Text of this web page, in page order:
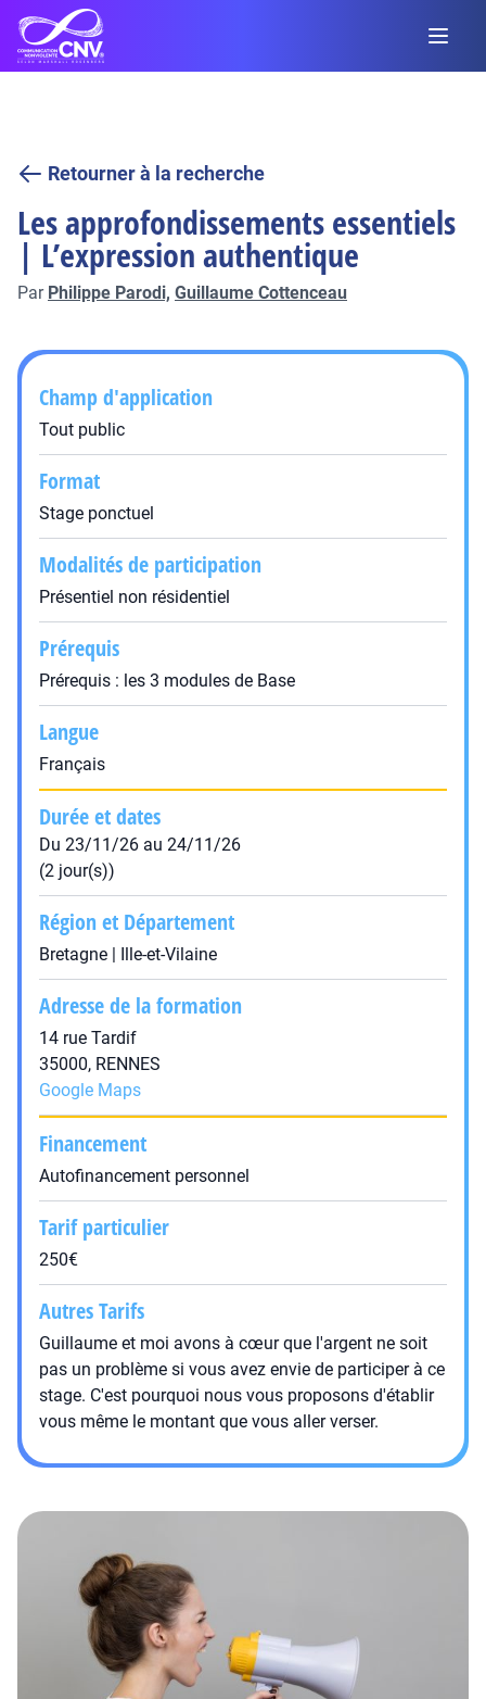
Retourner à la recherche
Les approfondissements essentiels
| L’expression authentique
Par Philippe Parodi, Guillaume Cottenceau
Champ d'application
Tout public
Format
Stage ponctuel
Modalités de participation
Présentiel non résidentiel
Prérequis
Prérequis : les 3 modules de Base
Langue
Français
Durée et dates
Du 23/11/26 au 24/11/26
(2 jour(s))
Région et Département
Bretagne | Ille-et-Vilaine
Adresse de la formation
14 rue Tardif
35000, RENNES
Google Maps
Financement
Autofinancement personnel
Tarif particulier
250€
Autres Tarifs
Guillaume et moi avons à cœur que l'argent ne soit
pas un problème si vous avez envie de participer à ce
stage. C'est pourquoi nous vous proposons d'établir
vous même le montant que vous aller verser.